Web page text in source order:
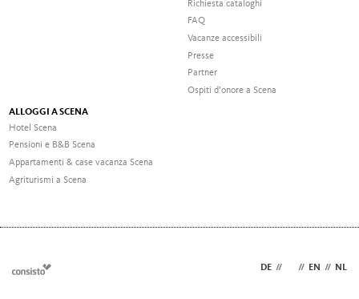
Richiesta cataloghi
FAQ
Vacanze accessibili
Presse
Partner
Ospiti d’onore a Scena
ALLOGGI A SCENA
Hotel Scena
Pensioni e B&B Scena
Appartamenti & case vacanza Scena
Agriturismi a Scena
DE // // EN // NL